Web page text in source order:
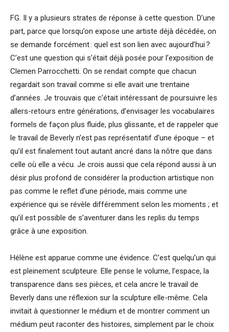
FG. Il y a plusieurs strates de réponse à cette question. D’une
part, parce que lorsqu’on expose une artiste déjà décédée, on
se demande forcément : quel est son lien avec aujourd’hui ?
C’est une question qui s’était déjà posée pour l’exposition de
Clemen Parrocchetti. On se rendait compte que chacun
regardait son travail comme si elle avait une trentaine
d’années. Je trouvais que c’était intéressant de poursuivre les
allers-retours entre générations, d’envisager les vocabulaires
formels de façon plus fluide, plus glissante, et de rappeler que
le travail de Beverly n’est pas représentatif d’une époque – et
qu’il est finalement tout autant ancré dans la nôtre que dans
celle où elle a vécu. Je crois aussi que cela répond aussi à un
désir plus profond de considérer la production artistique non
pas comme le reflet d’une période, mais comme une
expérience qui se révèle différemment selon les moments ; et
qu’il est possible de s’aventurer dans les replis du temps
grâce à une exposition.
Hélène est apparue comme une évidence. C’est quelqu’un qui
est pleinement sculpteure. Elle pense le volume, l’espace, la
transparence dans ses pièces, et cela ancre le travail de
Beverly dans une réflexion sur la sculpture elle-même. Cela
invitait à questionner le médium et de montrer comment un
médium peut raconter des histoires, simplement par le choix